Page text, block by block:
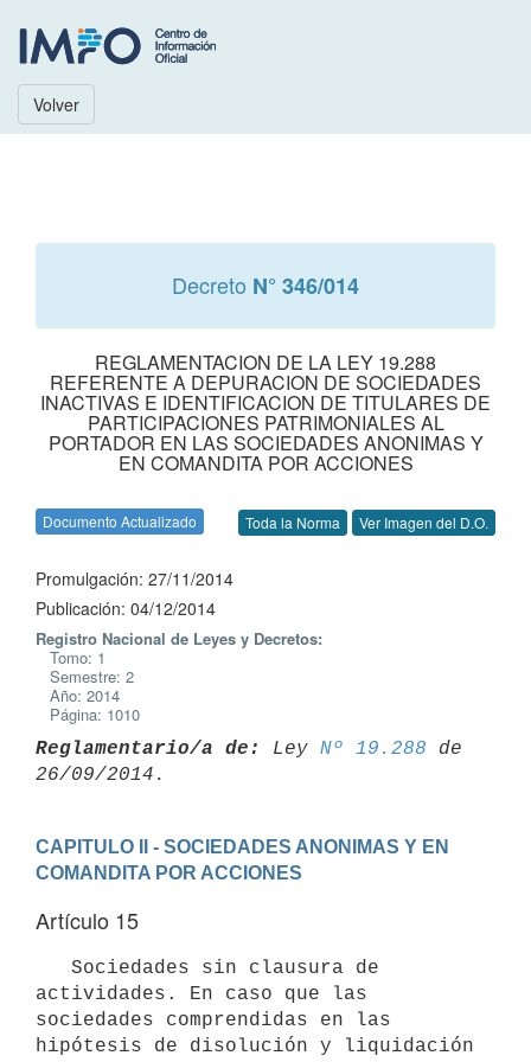
Volver
Decreto N° 346/014
REGLAMENTACION DE LA LEY 19.288
REFERENTE A DEPURACION DE SOCIEDADES
INACTIVAS E IDENTIFICACION DE TITULARES DE
PARTICIPACIONES PATRIMONIALES AL
PORTADOR EN LAS SOCIEDADES ANONIMAS Y
EN COMANDITA POR ACCIONES
Documento Actualizado Toda la Norma Ver Imagen del D.O.
Promulgación: 27/11/2014
Publicación: 04/12/2014
Registro Nacional de Leyes y Decretos:
Tomo: 1
Semestre: 2
Año: 2014
Página: 1010
Reglamentario/a de: Ley Nº 19.288 de
CAPITULO II - SOCIEDADES ANONIMAS Y EN
COMANDITA POR ACCIONES
Artículo 15
actividades. En caso que las
sociedades comprendidas en las
hipótesis de disolución y liquidación